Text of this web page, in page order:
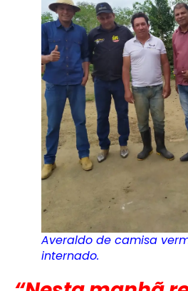
Averaldo de camisa
internado.